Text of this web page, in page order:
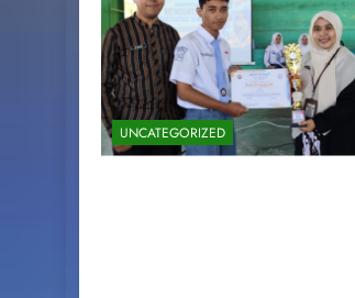
UNCATEGORIZED